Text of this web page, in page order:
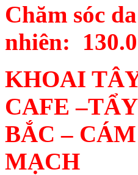
Chăm sóc
nhiên:
KHOAI
CAFE
BẮC –
MẠCH